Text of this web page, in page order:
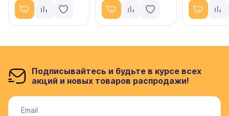
Подписывайтесь и будьте в курсе всех
акций и новых товаров распродажи!